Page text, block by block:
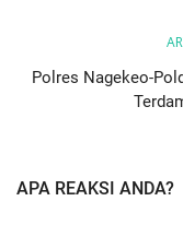
Polres Nagekeo-
APA REAKSI ANDA?